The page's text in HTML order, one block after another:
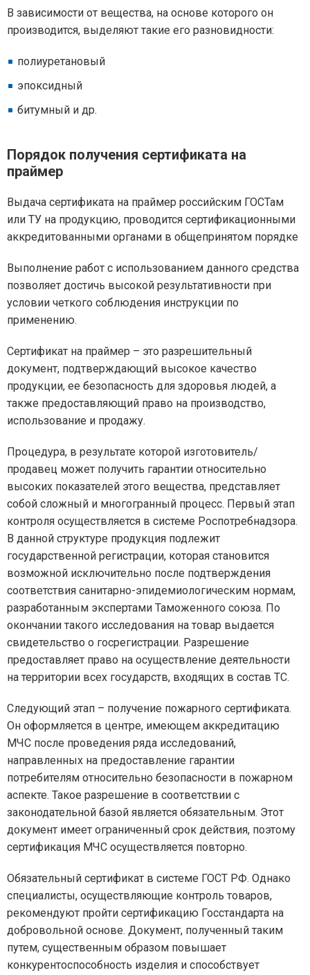
В зависимости от вещества, на основе которого он
производится, выделяют такие его разновидности:
полиуретановый
эпоксидный
битумный и др.
Порядок получения сертификата на
праймер
Выдача сертификата на праймер российским ГОСТам
или ТУ на продукцию, проводится сертификационными
аккредитованными органами в общепринятом порядке
Выполнение работ с использованием данного средства
позволяет достичь высокой результативности при
условии четкого соблюдения инструкции по
применению.
Сертификат на праймер – это разрешительный
документ, подтверждающий высокое качество
продукции, ее безопасность для здоровья людей, а
также предоставляющий право на производство,
использование и продажу.
Процедура, в результате которой изготовитель/
продавец может получить гарантии относительно
высоких показателей этого вещества, представляет
собой сложный и многогранный процесс. Первый этап
контроля осуществляется в системе Роспотребнадзора.
В данной структуре продукция подлежит
государственной регистрации, которая становится
возможной исключительно после подтверждения
соответствия санитарно-эпидемиологическим нормам,
разработанным экспертами Таможенного союза. По
окончании такого исследования на товар выдается
свидетельство о госрегистрации. Разрешение
предоставляет право на осуществление деятельности
на территории всех государств, входящих в состав ТС.
Следующий этап – получение пожарного сертификата.
Он оформляется в центре, имеющем аккредитацию
МЧС после проведения ряда исследований,
направленных на предоставление гарантии
потребителям относительно безопасности в пожарном
аспекте. Такое разрешение в соответствии с
законодательной базой является обязательным. Этот
документ имеет ограниченный срок действия, поэтому
сертификация МЧС осуществляется повторно.
Обязательный сертификат в системе ГОСТ РФ. Однако
специалисты, осуществляющие контроль товаров,
рекомендуют пройти сертификацию Госстандарта на
добровольной основе. Документ, полученный таким
путем, существенным образом повышает
конкурентоспособность изделия и способствует